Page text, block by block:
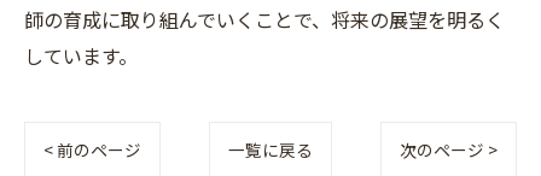
師の育成に取り組んでいくことで、将来の展望を明るく
しています。
< 前のページ 一覧に戻る 次のページ >